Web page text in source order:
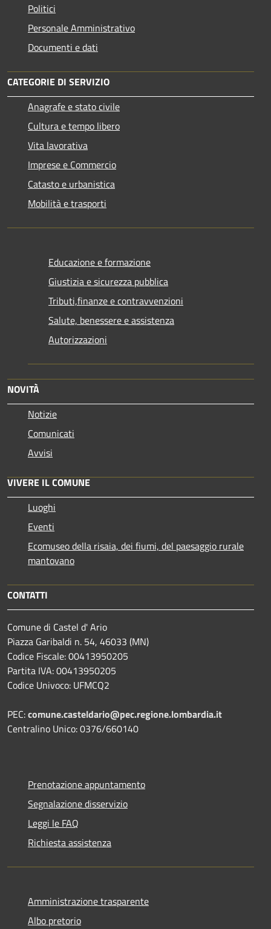
Politici
Personale Amministrativo
Documenti e dati
CATEGORIE DI SERVIZIO
Anagrafe e stato civile
Cultura e tempo libero
Vita lavorativa
Imprese e Commercio
Catasto e urbanistica
Mobilità e trasporti
Educazione e formazione
Giustizia e sicurezza pubblica
Tributi,finanze e contravvenzioni
Salute, benessere e assistenza
Autorizzazioni
NOVITÀ
Notizie
Comunicati
Avvisi
VIVERE IL COMUNE
Luoghi
Eventi
Ecomuseo della risaia, dei fiumi, del paesaggio rurale
mantovano
CONTATTI
Comune di Castel d' Ario
Piazza Garibaldi n. 54, 46033 (MN)
Codice Fiscale: 00413950205
Partita IVA: 00413950205
Codice Univoco: UFMCQ2
PEC:comune.casteldario@pec.regione.lombardia.it
Centralino Unico: 0376/660140
Prenotazione appuntamento
Segnalazione disservizio
Leggi le FAQ
Richiesta assistenza
Amministrazione trasparente
Albo pretorio